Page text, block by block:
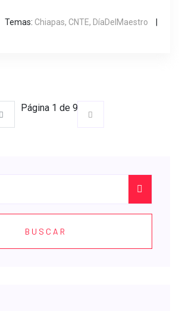
Temas: Chiapas, CNTE, DíaDelMaestro
Página 1 de 9
BUSCAR